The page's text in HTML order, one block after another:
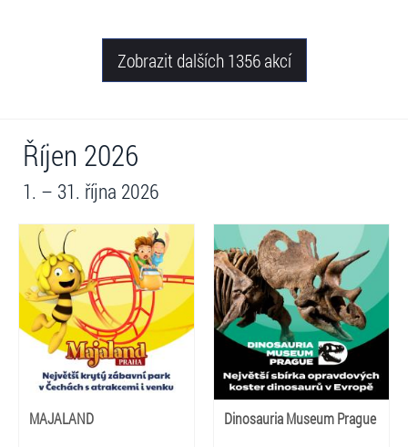
Hradec Králové, Pardubice, Mladá
Zobrazit dalších 1356 akcí
Říjen 2026
1. – 31. října 2026
MAJALAND Dinosauria Museum Prague